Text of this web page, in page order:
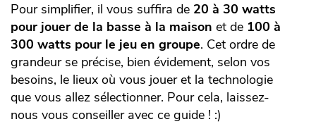
Pour simplifier, il vous suffira de 20 à 30 watts
pour jouer de la basse à la maison et de 100 à
300 watts pour le jeu en groupe. Cet ordre de
grandeur se précise, bien évidement, selon vos
besoins, le lieux où vous jouer et la technologie
que vous allez sélectionner. Pour cela, laissez-
nous vous conseiller avec ce guide ! :)